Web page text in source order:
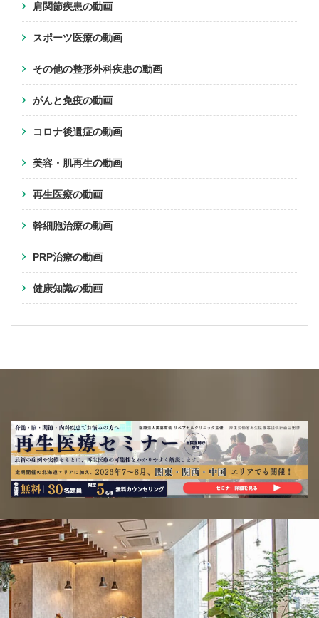
肩関節疾患の動画
スポーツ医療の動画
その他の整形外科疾患の動画
がんと免疫の動画
コロナ後遺症の動画
美容・肌再生の動画
再生医療の動画
幹細胞治療の動画
PRP治療の動画
健康知識の動画